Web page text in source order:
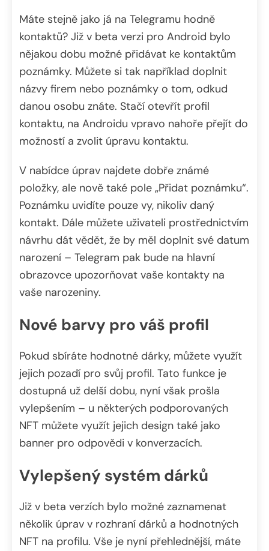
Máte stejně jako já na Telegramu hodně
kontaktů? Již v beta verzi pro Android bylo
nějakou dobu možné přidávat ke kontaktům
poznámky. Můžete si tak například doplnit
názvy firem nebo poznámky o tom, odkud
danou osobu znáte. Stačí otevřít profil
kontaktu, na Androidu vpravo nahoře přejít do
možností a zvolit úpravu kontaktu.
V nabídce úprav najdete dobře známé
položky, ale nově také pole „Přidat poznámku“.
Poznámku uvidíte pouze vy, nikoliv daný
kontakt. Dále můžete uživateli prostřednictvím
návrhu dát vědět, že by měl doplnit své datum
narození – Telegram pak bude na hlavní
obrazovce upozorňovat vaše kontakty na
vaše narozeniny.
Nové barvy pro váš profil
Pokud sbíráte hodnotné dárky, můžete využít
jejich pozadí pro svůj profil. Tato funkce je
dostupná už delší dobu, nyní však prošla
vylepšením – u některých podporovaných
NFT můžete využít jejich design také jako
banner pro odpovědi v konverzacích.
Vylepšený systém dárků
Již v beta verzích bylo možné zaznamenat
několik úprav v rozhraní dárků a hodnotných
NFT na profilu. Vše je nyní přehlednější, máte